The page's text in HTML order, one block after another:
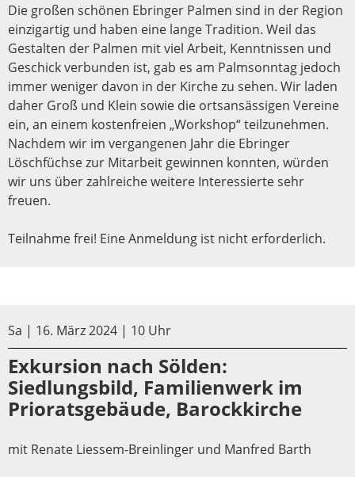
Die großen schönen Ebringer Palmen sind in der Region
einzigartig und haben eine lange Tradition. Weil das
Gestalten der Palmen mit viel Arbeit, Kenntnissen und
Geschick verbunden ist, gab es am Palmsonntag jedoch
immer weniger davon in der Kirche zu sehen. Wir laden
daher Groß und Klein sowie die ortsansässigen Vereine
ein, an einem kostenfreien „Workshop“ teilzunehmen.
Nachdem wir im vergangenen Jahr die Ebringer
Löschfüchse zur Mitarbeit gewinnen konnten, würden
wir uns über zahlreiche weitere Interessierte sehr
freuen.
Teilnahme frei! Eine Anmeldung ist nicht erforderlich.
Sa | 16. März 2024 | 10 Uhr
Exkursion nach Sölden:
Siedlungsbild, Familienwerk im
Prioratsgebäude, Barockkirche
mit Renate Liessem-Breinlinger und Manfred Barth